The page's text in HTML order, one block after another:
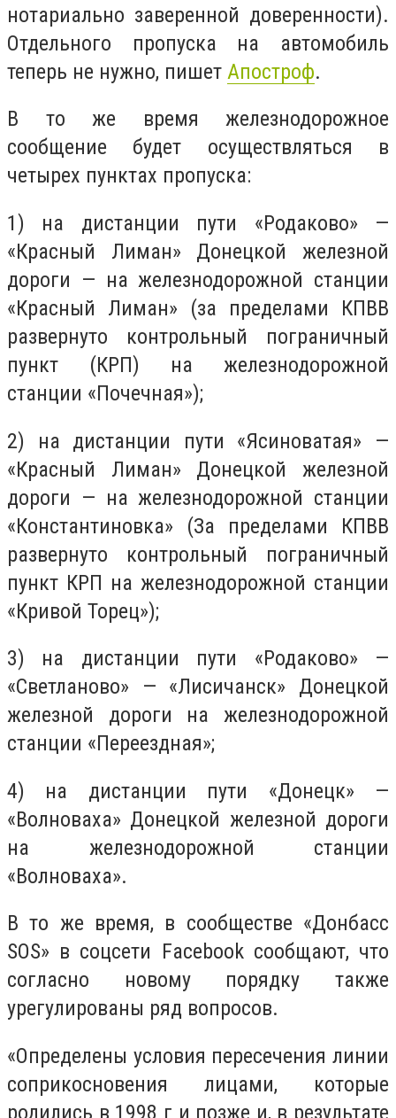
нотариально заверенной доверенности).
Отдельного пропуска на автомобиль
теперь не нужно, пишет Апостроф.
В то же время железнодорожное
сообщение будет осуществляться в
четырех пунктах пропуска:
1) на дистанции пути «Родаково» —
«Красный Лиман» Донецкой железной
дороги — на железнодорожной станции
«Красный Лиман» (за пределами КПВВ
развернуто контрольный пограничный
пункт (КРП) на железнодорожной
станции «Почечная»);
2) на дистанции пути «Ясиноватая» —
«Красный Лиман» Донецкой железной
дороги — на железнодорожной станции
«Константиновка» (За пределами КПВВ
развернуто контрольный пограничный
пункт КРП на железнодорожной станции
«Кривой Торец»);
3) на дистанции пути «Родаково» —
«Светланово» — «Лисичанск» Донецкой
железной дороги на железнодорожной
станции «Переездная»;
4) на дистанции пути «Донецк» —
«Волноваха» Донецкой железной дороги
на железнодорожной станции
«Волноваха».
В то же время, в сообществе «Донбасс
SOS» в соцсети Facebook сообщают, что
согласно новому порядку также
урегулированы ряд вопросов.
«Определены условия пересечения линии
соприкосновения лицами, которые
родились в 1998 г и позже и, в результате